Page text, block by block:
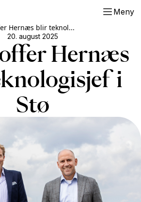
Meny
Hernæs blir teknol...
20. august 2025
Hernæs
i
Stø